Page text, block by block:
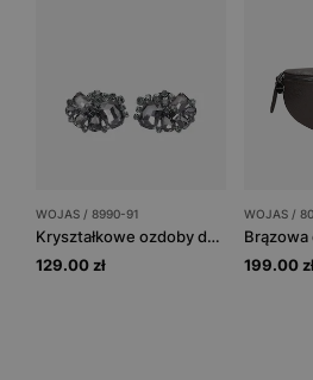
WOJAS / 8990-91
Kryształkowe ozdoby do obuwia
129.00 zł
WOJAS /
199.00